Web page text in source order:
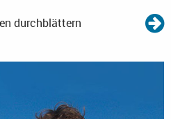
durchblättern